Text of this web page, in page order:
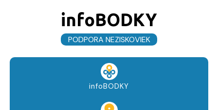
infoBODKY
PODPORA NEZISKOVIEK
infoBODKY